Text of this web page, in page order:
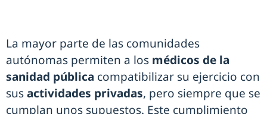
La mayor parte de las comunidades
autónomas permiten a los médicos de la
sanidad pública compatibilizar su ejercicio con
susactividades privadas, pero siempre que se
cumplan unos supuestos. Este cumplimiento